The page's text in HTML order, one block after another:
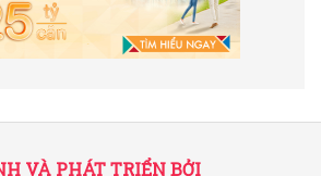
VÀ PHÁT TRIỂN BỞI